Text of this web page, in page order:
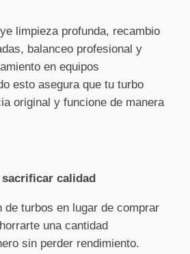
limpieza profunda, recambio
balanceo profesional y
en equipos
esto asegura que tu turbo
original y funcione de manera
calidad
de turbos en lugar de comprar
una cantidad
sin perder rendimiento.